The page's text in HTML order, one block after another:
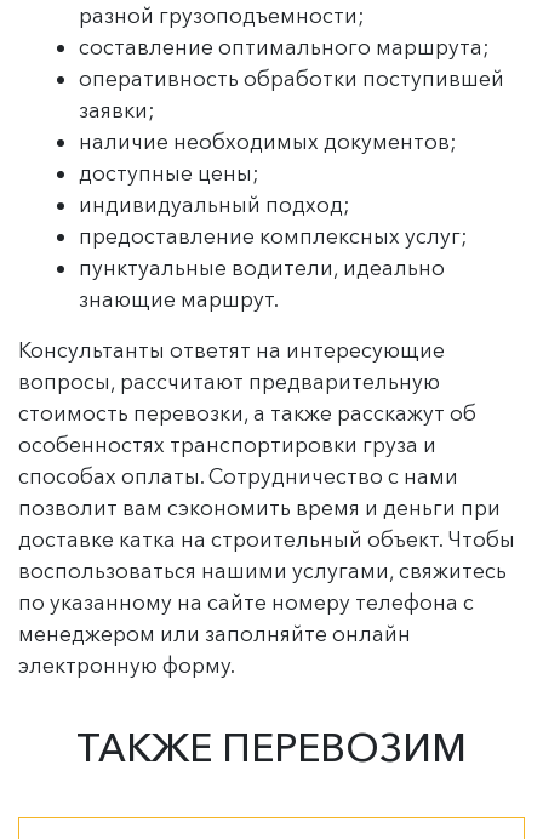
разной грузоподъемности;
составление оптимального маршрута;
оперативность обработки поступившей
заявки;
наличие необходимых документов;
доступные цены;
индивидуальный подход;
предоставление комплексных услуг;
пунктуальные водители, идеально
знающие маршрут.
Консультанты ответят на интересующие
вопросы, рассчитают предварительную
стоимость перевозки, а также расскажут об
особенностях транспортировки груза и
способах оплаты. Сотрудничество с нами
позволит вам сэкономить время и деньги при
доставке катка на строительный объект. Чтобы
воспользоваться нашими услугами, свяжитесь
по указанному на сайте номеру телефона с
менеджером или заполняйте онлайн
электронную форму.
ТАКЖЕ ПЕРЕВОЗИМ